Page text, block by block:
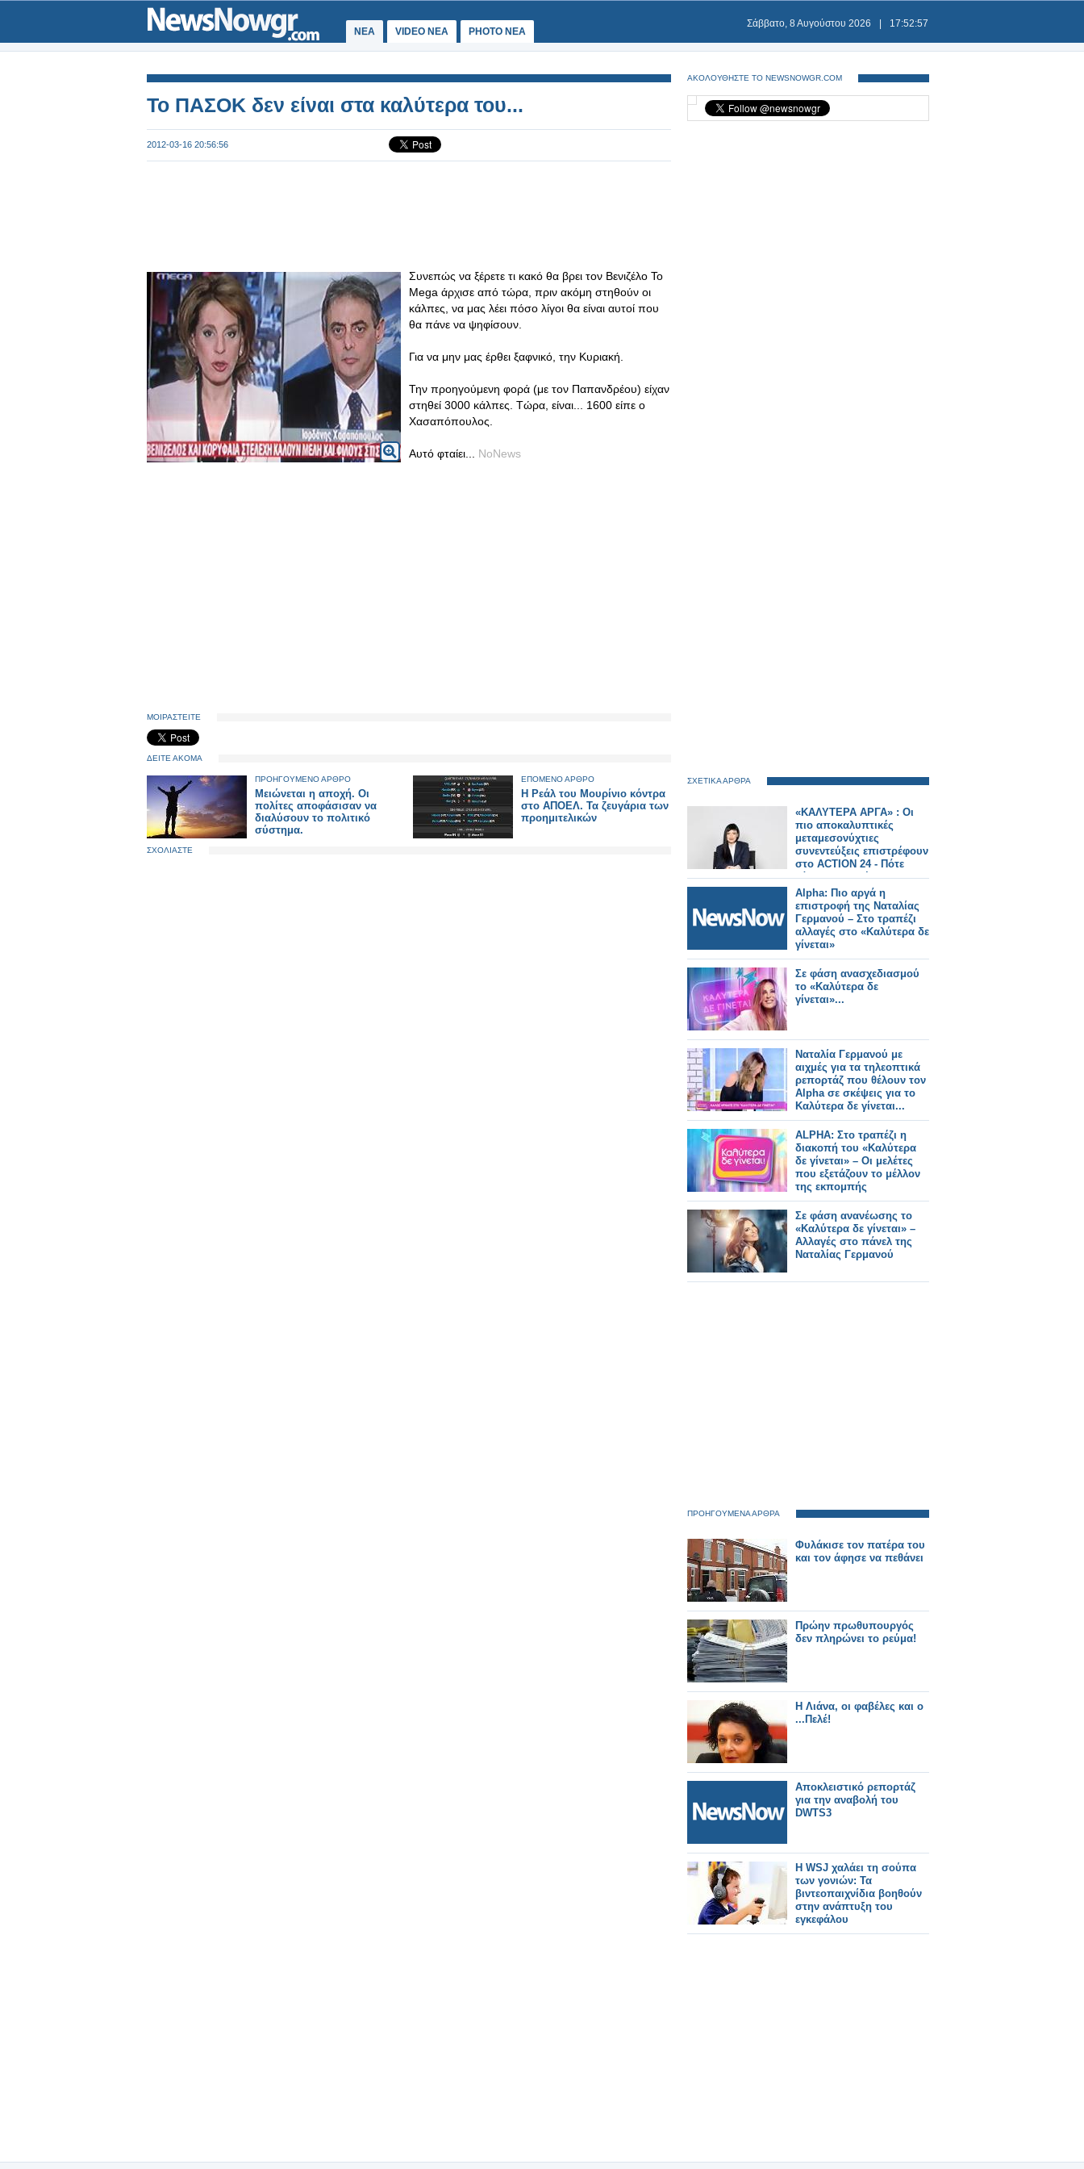
ΝΕΑ VIDEO NEA PHOTO NEA
Σάββατο, 8 Αυγούστου 2026 17:52:58
Το ΠΑΣΟΚ δεν είναι στα καλύτερα του...
2012-03-16 20:56:56
Συνεπώς να ξέρετε τι κακό θα βρει τον Βενιζέλο Το
Mega άρχισε από τώρα, πριν ακόμη στηθούν οι
κάλπες, να μας λέει πόσο λίγοι θα είναι αυτοί που
θα πάνε να ψηφίσουν.
Για να μην μας έρθει ξαφνικό, την Κυριακή.
Την προηγούμενη φορά (με τον Παπανδρέου) είχαν
στηθεί 3000 κάλπες. Τώρα, είναι... 1600 είπε ο
Χασαπόπουλος.
Αυτό φταίει... NoNews
ΜΟΙΡΑΣΤΕΙΤΕ
ΔΕΙΤΕ ΑΚΟΜΑ
ΠΡΟΗΓΟΥΜΕΝΟ ΑΡΘΡΟ
Μειώνεται η αποχή. Οι
πολίτες αποφάσισαν να
διαλύσουν το πολιτικό
σύστημα.
ΕΠΟΜΕΝΟ ΑΡΘΡΟ
Η Ρεάλ του Μουρίνιο κόντρα
στο ΑΠΟΕΛ. Τα ζευγάρια των
προημιτελικών
ΣΧΟΛΙΑΣΤΕ
ΑΚΟΛΟΥΘΗΣΤΕ ΤΟ NEWSNOWGR.COM
ΣΧΕΤΙΚΑ ΑΡΘΡΑ
«ΚΑΛΥΤΕΡΑ ΑΡΓΑ» : Oι
πιο αποκαλυπτικές
μεταμεσονύχτιες
συνεντεύξεις επιστρέφουν
στο ACTION 24 - Πότε
κάνουν πρεμιέρα;
Alpha: Πιο αργά η
επιστροφή της Ναταλίας
Γερμανού – Στο τραπέζι
αλλαγές στο «Καλύτερα δε
γίνεται»
Σε φάση ανασχεδιασμού
το «Καλύτερα δε
γίνεται»...
Ναταλία Γερμανού με
αιχμές για τα τηλεοπτικά
ρεπορτάζ που θέλουν τον
Alpha σε σκέψεις για το
Καλύτερα δε γίνεται...
ALPHA: Στο τραπέζι η
διακοπή του «Καλύτερα
δε γίνεται» – Οι μελέτες
που εξετάζουν το μέλλον
της εκπομπής
Σε φάση ανανέωσης το
«Καλύτερα δε γίνεται» –
Αλλαγές στο πάνελ της
Ναταλίας Γερμανού
ΠΡΟΗΓΟΥΜΕΝΑ ΑΡΘΡΑ
Φυλάκισε τον πατέρα του
και τον άφησε να πεθάνει
Πρώην πρωθυπουργός
δεν πληρώνει το ρεύμα!
Η Λιάνα, οι φαβέλες και ο
...Πελέ!
Αποκλειστικό ρεπορτάζ
για την αναβολή του
DWTS3
H WSJ χαλάει τη σούπα
των γονιών: Τα
βιντεοπαιχνίδια βοηθούν
στην ανάπτυξη του
εγκεφάλου